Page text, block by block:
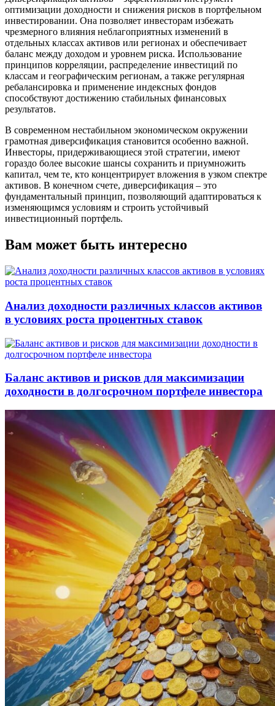
оптимизации доходности и снижения рисков в портфельном
инвестировании. Она позволяет инвесторам избежать
чрезмерного влияния неблагоприятных изменений в
отдельных классах активов или регионах и обеспечивает
баланс между доходом и уровнем риска. Использование
принципов корреляции, распределение инвестиций по
классам и географическим регионам, а также регулярная
ребалансировка и применение индексных фондов
способствуют достижению стабильных финансовых
результатов.
В современном нестабильном экономическом окружении
грамотная диверсификация становится особенно важной.
Инвесторы, придерживающиеся этой стратегии, имеют
гораздо более высокие шансы сохранить и приумножить
капитал, чем те, кто концентрирует вложения в узком спектре
активов. В конечном счете, диверсификация – это
фундаментальный принцип, позволяющий адаптироваться к
изменяющимся условиям и строить устойчивый
инвестиционный портфель.
Вам может быть интересно
Анализ доходности различных классов активов
в условиях роста процентных ставок
Баланс активов и рисков для максимизации
доходности в долгосрочном портфеле инвестора